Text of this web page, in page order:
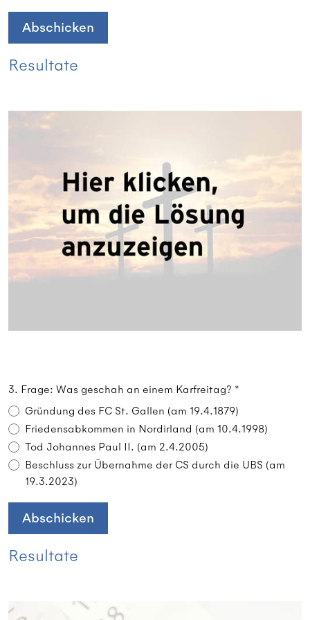
Abschicken
Resultate
3. Frage: Was geschah an einem Karfreitag? *
Gründung des FC St. Gallen (am 19.4.1879)
Friedensabkommen in Nordirland (am 10.4.1998)
Tod Johannes Paul II. (am 2.4.2005)
Beschluss zur Übernahme der CS durch die UBS (am
19.3.2023)
Abschicken
Resultate